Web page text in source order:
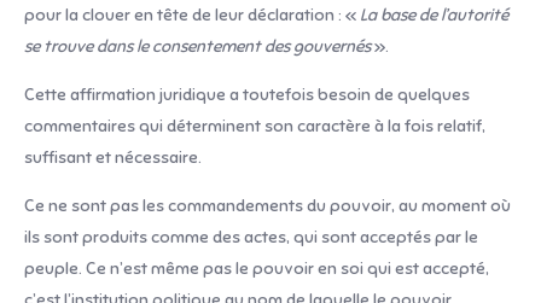
pour la clouer en tête de leur déclaration : « La base de l’autorité
se trouve dans le consentement des gouvernés».
Cette affirmation juridique a toutefois besoin de quelques
commentaires qui déterminent son caractère à la fois relatif,
suffisant et nécessaire.
Ce ne sont pas les commandements du pouvoir, au moment où
ils sont produits comme des actes, qui sont acceptés par le
peuple. Ce n’est même pas le pouvoir en soi qui est accepté,